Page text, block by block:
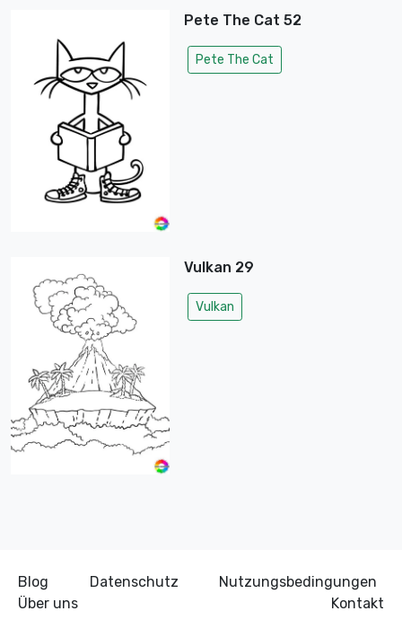
Pete The Cat 52
Pete The Cat
Vulkan 29
Vulkan
Blog Datenschutz
Nutzungsbedingungen
Über uns
Kontakt